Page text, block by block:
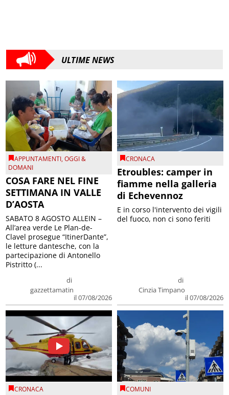
ULTIME NEWS
APPUNTAMENTI,OGGI &
DOMANI
COSA FARE NEL FINE
SETTIMANA IN VALLE
D’AOSTA
di
gazzettamatin
il 07/08/2026
SABATO 8 AGOSTO ALLEIN –
All’area verde Le Plan-de-
Clavel prosegue “ItinerDante”,
le letture dantesche, con la
partecipazione di Antonello
Pistritto (...
CRONACA
Etroubles: camper in
fiamme nella galleria
di Echevennoz
di
Cinzia Timpano
il 07/08/2026
E in corso l'intervento dei vigili
del fuoco, non ci sono feriti
CRONACA COMUNI